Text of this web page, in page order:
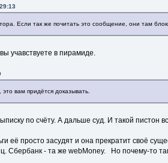
Если так же почитать это сообщение, они там
учавствуете в пирамиде.
вам придётся доказывать.
по счёту. А дальше суд. И такой пистон
её просто засудят и она прекратит своё
Сбербанк - та же webMoney. Но почему-то